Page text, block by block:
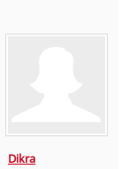
Dikra